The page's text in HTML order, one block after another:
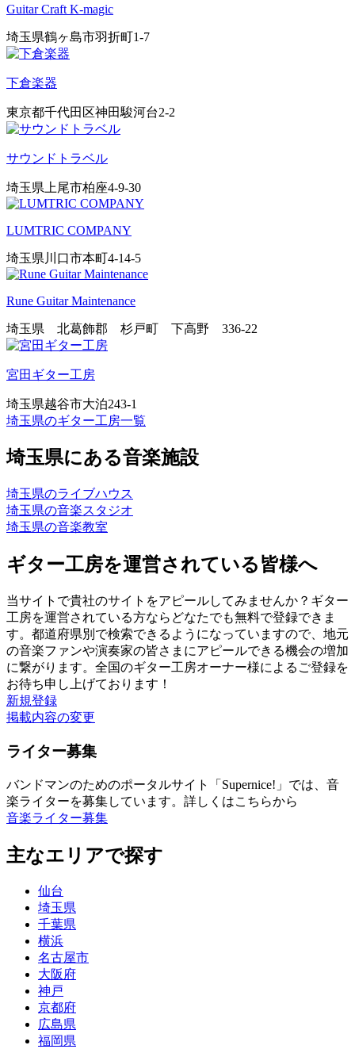
Guitar Craft K-magic
埼玉県鶴ヶ島市羽折町1-7
下倉楽器
東京都千代田区神田駿河台2-2
サウンドトラベル
埼玉県上尾市柏座4-9-30
LUMTRIC COMPANY
埼玉県川口市本町4-14-5
Rune Guitar Maintenance
埼玉県 北葛飾郡 杉戸町 下高野 336-22
宮田ギター工房
埼玉県越谷市大泊243-1
埼玉県のギター工房一覧
埼玉県にある音楽施設
埼玉県のライブハウス
埼玉県の音楽スタジオ
埼玉県の音楽教室
ギター工房を運営されている皆様へ
当サイトで貴社のサイトをアピールしてみませんか？ギター
工房を運営されている方ならどなたでも無料で登録できま
す。都道府県別で検索できるようになっていますので、地元
の音楽ファンや演奏家の皆さまにアピールできる機会の増加
に繋がります。全国のギター工房オーナー様によるご登録を
お待ち申し上げております！
新規登録
掲載内容の変更
ライター募集
バンドマンのためのポータルサイト「Supernice!」では、音
楽ライターを募集しています。詳しくはこちらから
音楽ライター募集
主なエリアで探す
仙台
埼玉県
千葉県
横浜
名古屋市
大阪府
神戸
京都府
広島県
福岡県